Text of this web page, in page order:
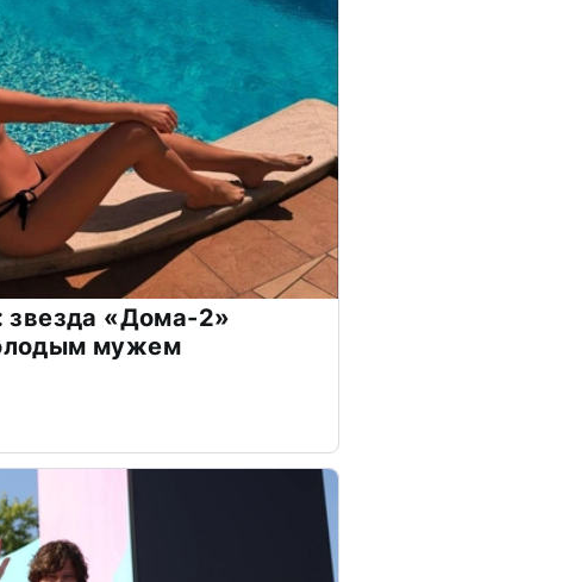
звезда «Дома-2»
мужем